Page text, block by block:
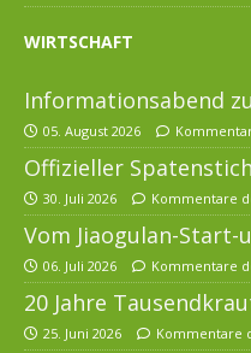
WIRTSCHAFT
Informationsabend
05. August 2026
Offizieller
30. Juli 2026 Kommentare
Vom Jiaogulan-
06. Juli 2026 Kommentare
20 Jahre
25. Juni 2026 Kommentare